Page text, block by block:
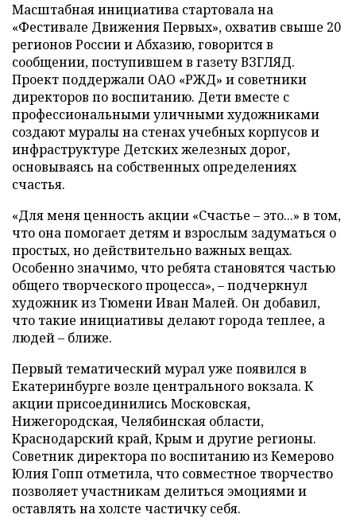
Масштабная инициатива стартовала на
«Фестивале Движения Первых», охватив свыше 20
регионов России и Абхазию, говорится в
сообщении, поступившем в газету ВЗГЛЯД.
Проект поддержали ОАО «РЖД» и советники
директоров по воспитанию. Дети вместе с
профессиональными уличными художниками
создают муралы на стенах учебных корпусов и
инфраструктуре Детских железных дорог,
основываясь на собственных определениях
счастья.
«Для меня ценность акции «Счастье – это...» в том,
что она помогает детям и взрослым задуматься о
простых, но действительно важных вещах.
Особенно значимо, что ребята становятся частью
общего творческого процесса», – подчеркнул
художник из Тюмени Иван Малей. Он добавил,
что такие инициативы делают города теплее, а
людей – ближе.
Первый тематический мурал уже появился в
Екатеринбурге возле центрального вокзала. К
акции присоединились Московская,
Нижегородская, Челябинская области,
Краснодарский край, Крым и другие регионы.
Советник директора по воспитанию из Кемерово
Юлия Гопп отметила, что совместное творчество
позволяет участникам делиться эмоциями и
оставлять на холсте частичку себя.